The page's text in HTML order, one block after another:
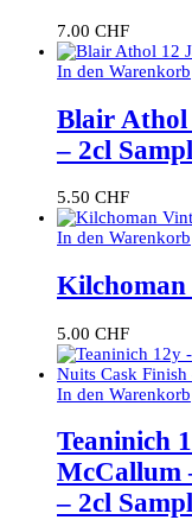
7.00 CHF
In den Warenkorb
Blair Athol
– 2cl
5.50 CHF
In den Warenkorb
Kilchoman
5.00 CHF
In den Warenkorb
Teaninich
McCallum
– 2cl